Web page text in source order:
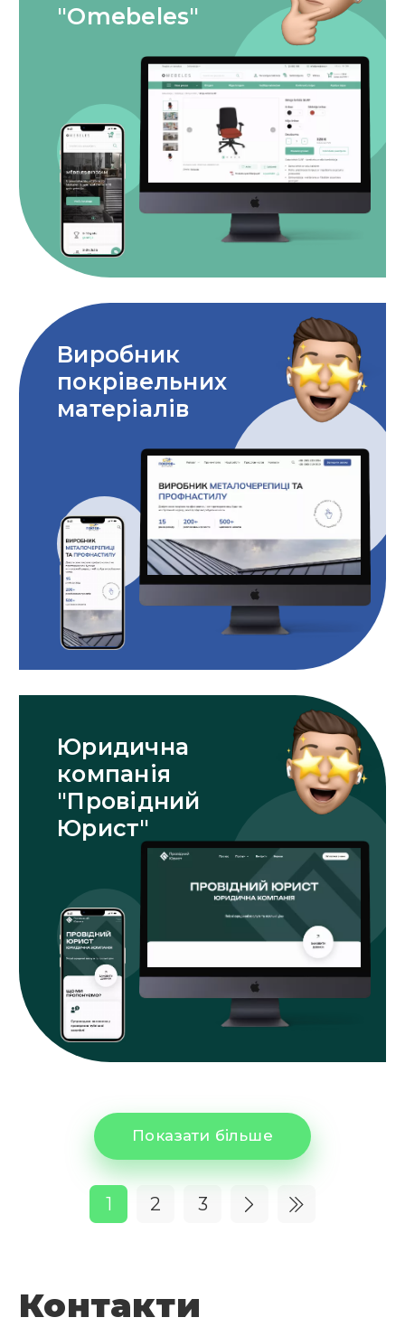
"Omebeles"
Виробник
покрівельних
матеріалів
Юридична
компанія
"Провідний
Юрист"
Показати більше
1 2 3
Контакти